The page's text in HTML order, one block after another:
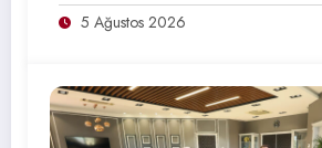
5 Ağustos 2026